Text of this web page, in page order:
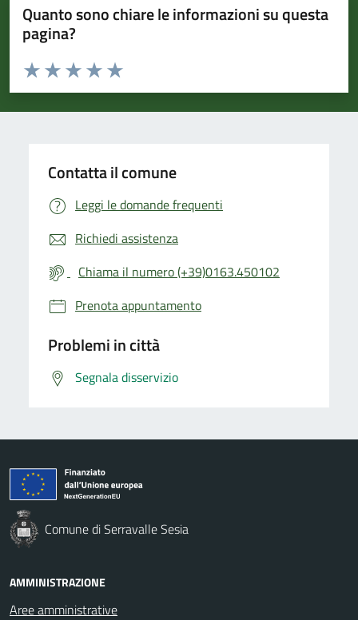
Quanto sono chiare le informazioni su questa
pagina?
Valuta da 1 a 5 stelle la pagina
Valuta 5 stelle su 5
Valuta 4 stelle su 5
Valuta 3 stelle su 5
Valuta 2 stelle su 5
Valuta 1 stelle su 5
Contatta il comune
Leggi le domande frequenti
Richiedi assistenza
Chiama il numero (+39)0163.450102
Prenota appuntamento
Problemi in città
Segnala disservizio
Comune di Serravalle Sesia
AMMINISTRAZIONE
Aree amministrative